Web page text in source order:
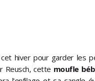
hiver pour garder les
Reusch, cette moufle